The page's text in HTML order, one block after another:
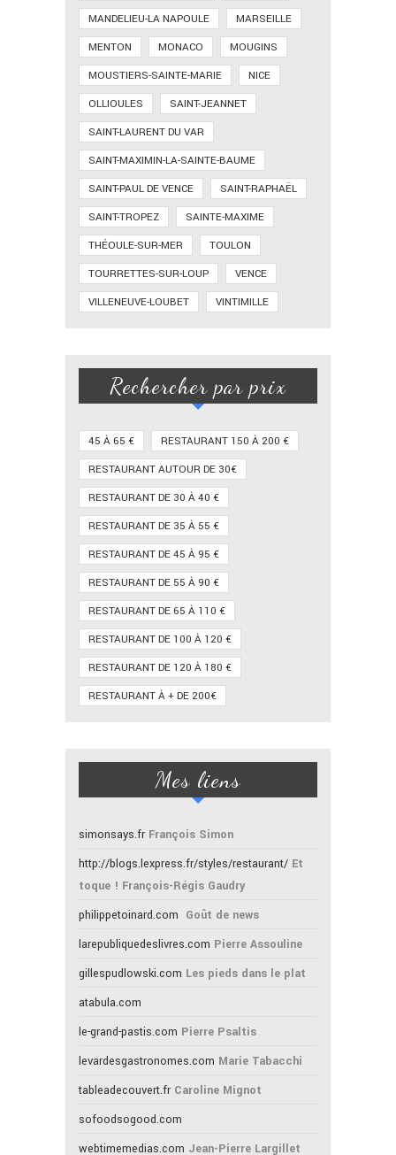
MANDELIEU-LA NAPOULE
MARSEILLE
MENTON
MONACO
MOUGINS
MOUSTIERS-SAINTE-MARIE
NICE
OLLIOULES
SAINT-JEANNET
SAINT-LAURENT DU VAR
SAINT-MAXIMIN-LA-SAINTE-BAUME
SAINT-PAUL DE VENCE
SAINT-RAPHAËL
SAINT-TROPEZ
SAINTE-MAXIME
THÉOULE-SUR-MER
TOULON
TOURRETTES-SUR-LOUP
VENCE
VILLENEUVE-LOUBET
VINTIMILLE
Rechercher par prix
45 À 65 €
RESTAURANT 150 À 200 €
RESTAURANT AUTOUR DE 30€
RESTAURANT DE 30 À 40 €
RESTAURANT DE 35 À 55 €
RESTAURANT DE 45 À 95 €
RESTAURANT DE 55 À 90 €
RESTAURANT DE 65 À 110 €
RESTAURANT DE 100 À 120 €
RESTAURANT DE 120 À 180 €
RESTAURANT À + DE 200€
Mes liens
simonsays.fr François Simon
http://blogs.lexpress.fr/styles/restaurant/ Et
toque ! François-Régis Gaudry
philippetoinard.com Goût de news
larepubliquedeslivres.com Pierre Assouline
gillespudlowski.com Les pieds dans le plat
atabula.com
le-grand-pastis.com Pierre Psaltis
levardesgastronomes.com Marie Tabacchi
tableadecouvert.fr Caroline Mignot
sofoodsogood.com
webtimemedias.com Jean-Pierre Largillet